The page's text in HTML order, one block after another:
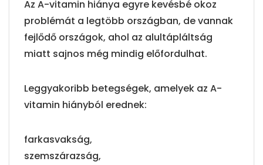
Az A-vitamin hiánya egyre kevésbé okoz
problémát a legtöbb országban, de vannak
fejlődő országok, ahol az alultápláltság
miatt sajnos még mindig előfordulhat.
Leggyakoribb betegségek, amelyek az A-
vitamin hiányból erednek:
farkasvakság,
szemszárazság,